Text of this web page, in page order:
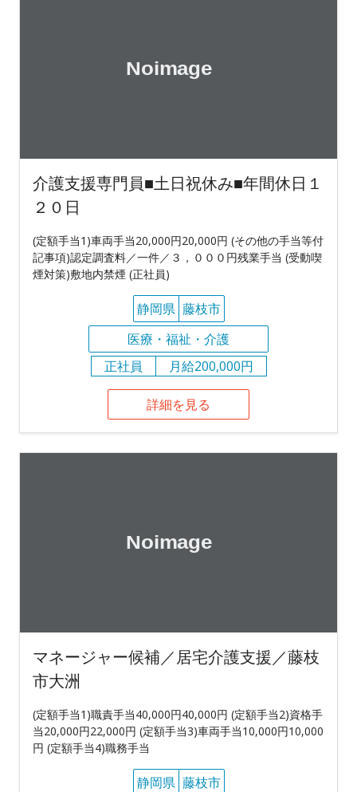
介護支援専門員■土日祝休み■年間休日１
２０日
(定額手当1)車両手当20,000円20,000円 (その他の手当等付
記事項)認定調査料／一件／３，０００円残業手当 (受動喫
煙対策)敷地内禁煙 (正社員)
静岡県 藤枝市
医療・福祉・介護
正社員
月給200,000円
詳細を見る
マネージャー候補／居宅介護支援／藤枝
市大洲
(定額手当1)職責手当40,000円40,000円 (定額手当2)資格手
当20,000円22,000円 (定額手当3)車両手当10,000円10,000
円 (定額手当4)職務手当
静岡県 藤枝市